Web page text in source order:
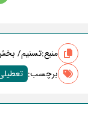
منبع:تسنیم/
برچسب‌: